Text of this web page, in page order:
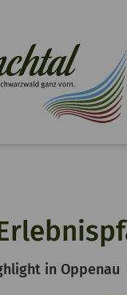
in Oppenau